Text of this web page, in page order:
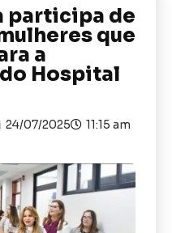
participa de
que
a
Hospital
24/07/2025 11:15 am